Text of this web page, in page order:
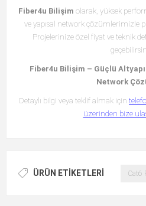
Fiber4u Bilişim olarak, yüksek
ve yapısal network çözümlerimizle
Projelerinize özel fiyat ve teknik
Fiber4u Bilişim – Güçlü
Network
Detaylı bilgi veya teklif almak için
üzerinden bize
ÜRÜN ETIKETLERI Cat6